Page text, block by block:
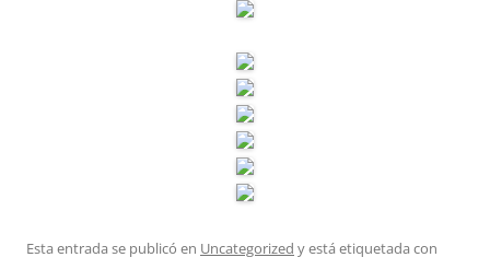
Esta entrada se publicó en Uncategorized y está etiquetada con